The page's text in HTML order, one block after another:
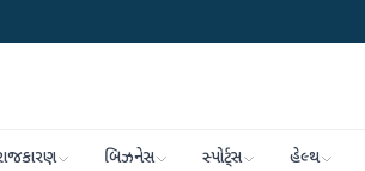
બિઝનેસ સ્પોર્ટ્સ હેલ્થ